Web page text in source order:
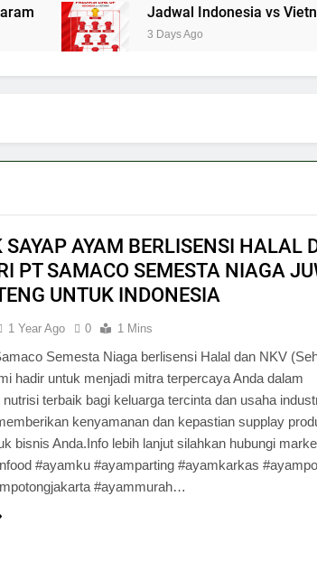
Jadwal Indonesia vs Vietnam di Piala
3 Days Ago
SAYAP AYAM BERLISENSI HALAL
PT SAMACO SEMESTA NIAGA
UNTUK INDONESIA
1 Year Ago 0 1 Mins
Semesta Niaga berlisensi Halal dan NKV
hadir untuk menjadi mitra terpercaya Anda dalam
terbaik bagi keluarga tercinta dan usaha
kenyamanan dan kepastian supplay
bisnis Anda.Info lebih lanjut silahkan hubungi
#ayamku #ayamparting #ayamkarkas
#ayammurah…